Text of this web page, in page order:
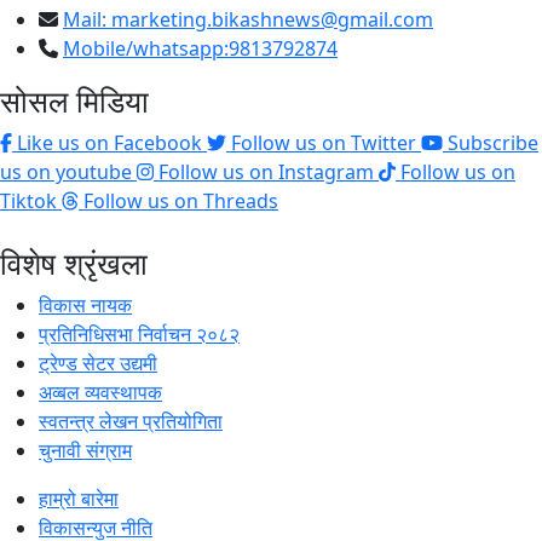
Mail: marketing.bikashnews@gmail.com
Mobile/whatsapp:9813792874
सोसल मिडिया
Like us on Facebook Follow us on Twitter
Subscribe
us on youtube
Follow us on Instagram
Follow us on
Tiktok
Follow us on Threads
विशेष श्रृंखला
विकास नायक
प्रतिनिधिसभा निर्वाचन २०८२
ट्रेण्ड सेटर उद्यमी
अव्बल व्यवस्थापक
स्वतन्त्र लेखन प्रतियोगिता
चुनावी संग्राम
हाम्रो बारेमा
विकासन्युज नीति